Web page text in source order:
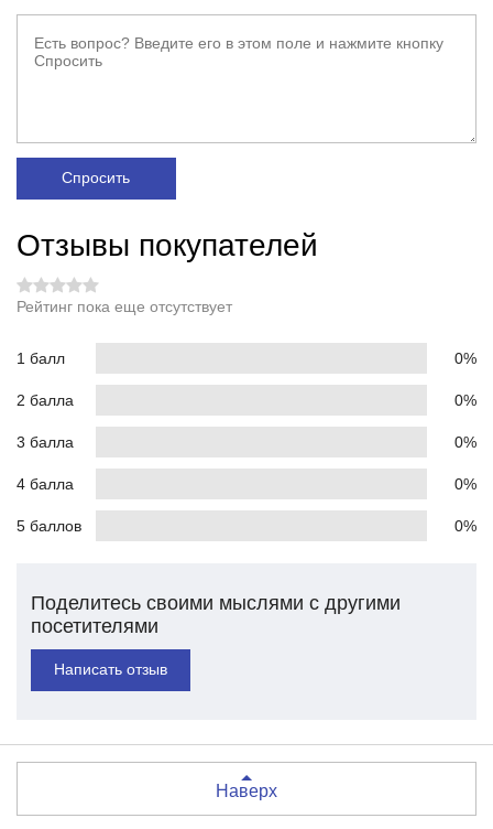
Спросить
Отзывы покупателей
Рейтинг пока еще отсутствует
1 балл 0%
2 балла 0%
3 балла 0%
4 балла 0%
5 баллов 0%
Поделитесь своими мыслями с другими
посетителями
Написать отзыв
Наверх